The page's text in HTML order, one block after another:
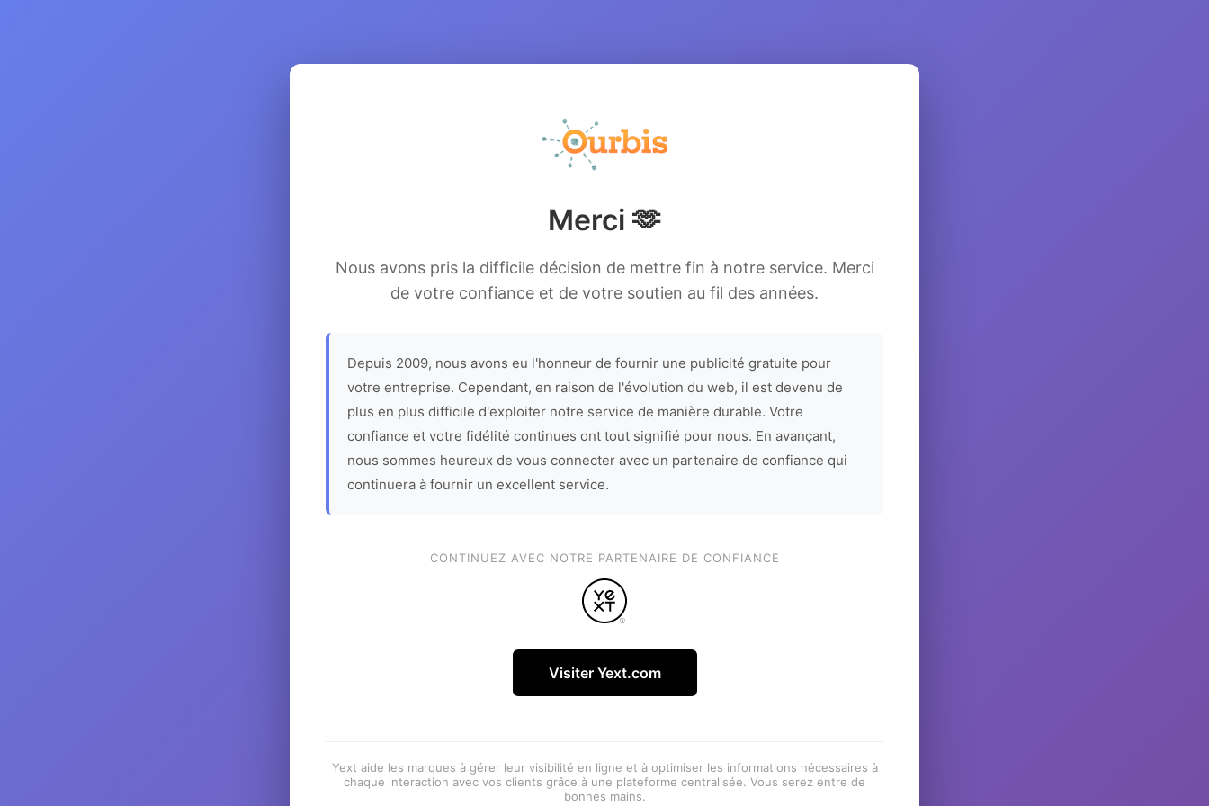
Merci 🫶
Nous avons pris la difficile décision de mettre fin à notre service. Merci
de votre confiance et de votre soutien au fil des années.
Depuis 2009, nous avons eu l'honneur de fournir une publicité gratuite pour
votre entreprise. Cependant, en raison de l'évolution du web, il est devenu de
plus en plus difficile d'exploiter notre service de manière durable. Votre
confiance et votre fidélité continues ont tout signifié pour nous. En avançant,
nous sommes heureux de vous connecter avec un partenaire de confiance qui
continuera à fournir un excellent service.
CONTINUEZ AVEC NOTRE PARTENAIRE DE CONFIANCE
Visiter Yext.com
Yext aide les marques à gérer leur visibilité en ligne et à optimiser les informations nécessaires à
chaque interaction avec vos clients grâce à une plateforme centralisée. Vous serez entre de
bonnes mains.